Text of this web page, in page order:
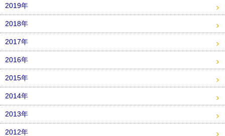
2019年
2018年
2017年
2016年
2015年
2014年
2013年
2012年